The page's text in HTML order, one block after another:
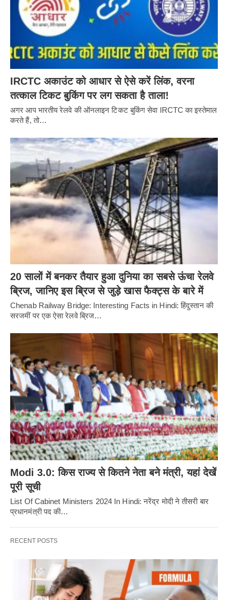
IRCTC अकाउंट को आधार से ऐसे करें लिंक, वरना
तत्काल टिकट बुकिंग पर लग सकता है ताला!
अगर आप भारतीय रेलवे की ऑनलाइन टिकट बुकिंग सेवा IRCTC का इस्तेमाल
करते हैं, तो…
20 सालों में बनकर तैयार हुआ दुनिया का सबसे ऊंचा रेलवे
ब्रिज, जानिए इस ब्रिज से जुड़े खास फैक्ट्स के बारे में
Chenab Railway Bridge: Interesting Facts in Hindi: हिंदुस्तान की
सरजमीं पर एक ऐसा रेलवे ब्रिज…
Modi 3.0: किस राज्य से कितने नेता बने मंत्री, यहां देखें
पूरी सूची
List Of Cabinet Ministers 2024 In Hindi: नरेंद्र मोदी ने तीसरी बार
प्रधानमंत्री पद की…
RECENT POSTS